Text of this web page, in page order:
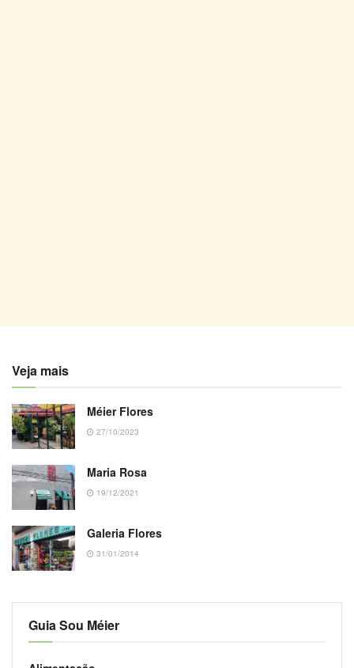
Veja mais
Méier Flores
27/10/2023
Maria Rosa
19/12/2021
Galeria Flores
31/01/2014
Guia Sou Méier